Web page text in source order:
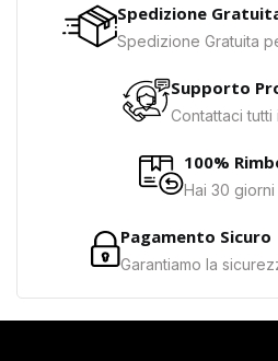
Spedizione
Spedizione Gratuita
Supporto
Contattaci tutti
100%
Hai 30
Pagamento Sicuro
Garantiamo la